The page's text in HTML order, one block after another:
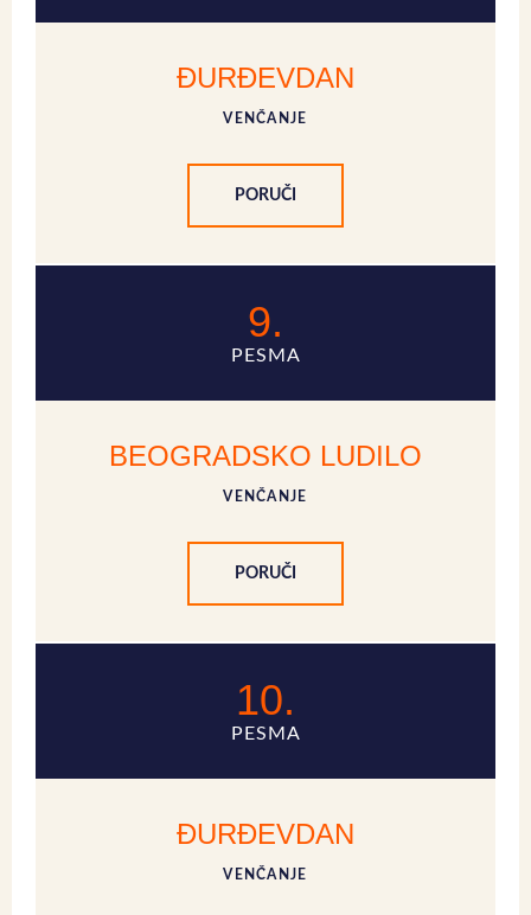
ĐURĐEVDAN
VENČANJE
PORUČI
9.
PESMA
BEOGRADSKO LUDILO
VENČANJE
PORUČI
10.
PESMA
ĐURĐEVDAN
VENČANJE